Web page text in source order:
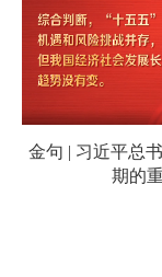
金句 | 习近平总
期的